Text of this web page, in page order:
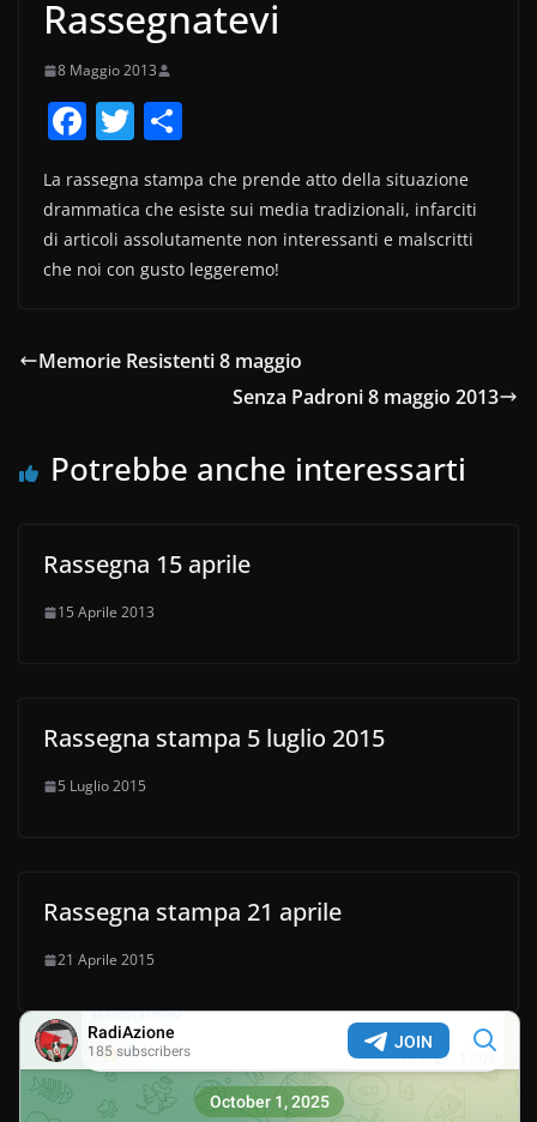
Rassegnatevi
8 Maggio 2013
F
c
e
b
o
T
itt
er
n
di
vi
La rassegna stampa che prende atto della situazione
drammatica che esiste sui media tradizionali, infarciti
di articoli assolutamente non interessanti e malscritti
che noi con gusto leggeremo!
Memorie Resistenti 8 maggio
Senza Padroni 8 maggio 2013
Potrebbe anche interessarti
Rassegna 15 aprile
15 Aprile 2013
Rassegna stampa 5 luglio 2015
5 Luglio 2015
Rassegna stampa 21 aprile
21 Aprile 2015